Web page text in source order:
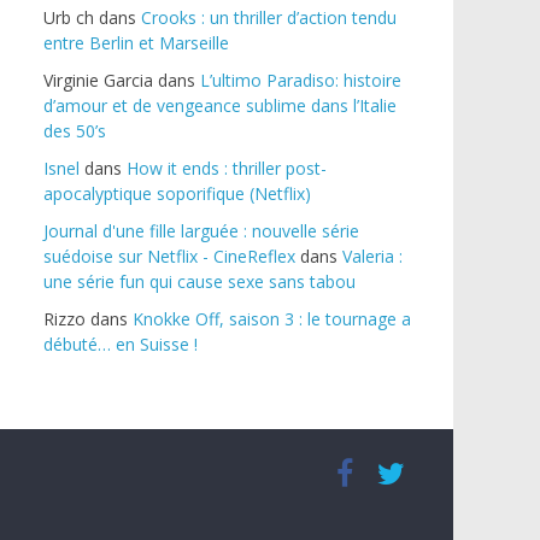
Urb ch dans Crooks : un thriller d’action tendu
entre Berlin et Marseille
Virginie Garcia dans L’ultimo Paradiso: histoire
d’amour et de vengeance sublime dans l’Italie
des 50’s
Isnel dans How it ends : thriller post-
apocalyptique soporifique (Netflix)
Journal d'une fille larguée : nouvelle série
suédoise sur Netflix - CineReflex dans Valeria :
une série fun qui cause sexe sans tabou
Rizzo dans Knokke Off, saison 3 : le tournage a
débuté… en Suisse !